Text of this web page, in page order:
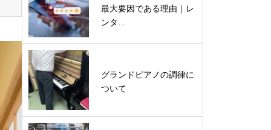
最大要因である理由｜レ
ンタ…
グランドピアノの調律に
ついて